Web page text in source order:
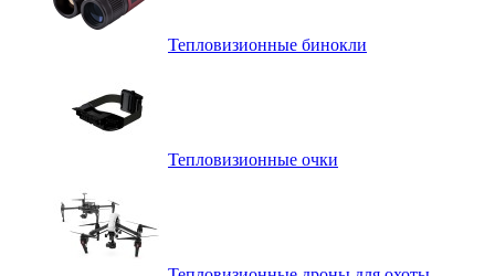
Тепловизионные бинокли
Тепловизионные очки